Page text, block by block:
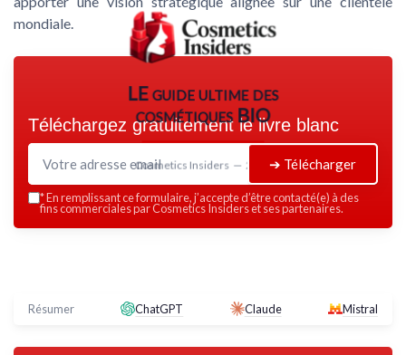
mondiale.
LE guide ultime des
cosmétiques BIO
Cosmetics Insiders — 2026
Téléchargez gratuitement le livre blanc
➔ Télécharger
*En remplissant ce formulaire, j’accepte d’être contacté(e) à des
fins commerciales par Cosmetics Insiders et ses partenaires.
Résumer ChatGPT Claude Mistral